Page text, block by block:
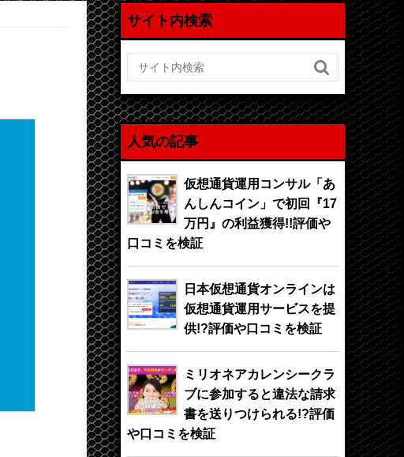
サイト内検索

人気の記事
仮想通貨運用コンサル「あ
んしんコイン」で初回『17
万円』の利益獲得!!評価や
口コミを検証
日本仮想通貨オンラインは
仮想通貨運用サービスを提
供!?評価や口コミを検証
ミリオネアカレンシークラ
ブに参加すると違法な請求
書を送りつけられる!?評価
や口コミを検証